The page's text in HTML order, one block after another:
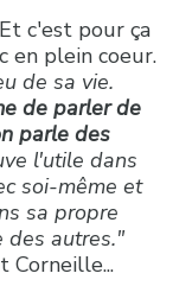
c'est pour ça
en plein coeur.
de sa vie.
de parler de
parle des
l'utile dans
soi-même et
sa propre
des autres."
Corneille...